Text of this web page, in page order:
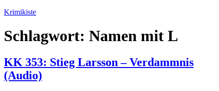
Zum
springen
Krimikiste
Schlagwort: Namen mit L
KK 353: Stieg Larsson – Verdammnis
(Audio)